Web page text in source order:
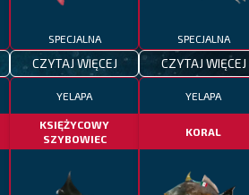
SPECJALNA
CZYTAJ WIĘCEJ
SPECJALNA
CZYTAJ WIĘCEJ
YELAPA
KSIĘŻYCOWY
SZYBOWIEC
YELAPA
KORAL